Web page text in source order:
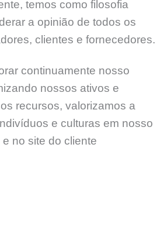
temos como filosofia
a opinião de todos os
clientes e fornecedores.
continuamente nosso
nossos ativos e
recursos, valorizamos a
e culturas em nosso
e no site do cliente